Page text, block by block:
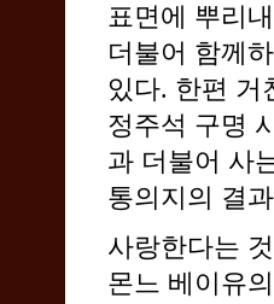
표면에 뿌리
더불어 함께
있다. 한편 거
정주석 구명
과 더불어 사
통의지의 결
사랑한다는
몬느 베이유